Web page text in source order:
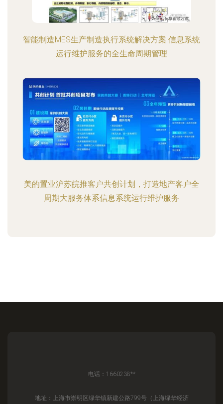
智能制造MES生产制造执行系统解决方案 信息系统
运行维护服务的全生命周期管理
美的置业沪苏皖推客户共创计划，打造地产客户全
周期大服务体系信息系统运行维护服务
电话：1660238**
地址：上海市崇明区绿华镇新建公路799号（上海绿华经济